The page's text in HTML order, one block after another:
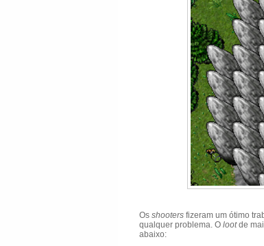
Os shooters fizeram um ótimo
qualquer problema. O lootde
abaixo: